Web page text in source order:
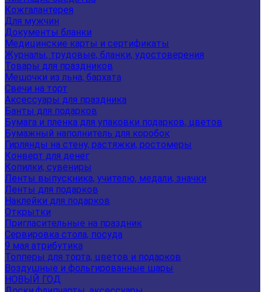
Кожгалантерея
Для мужчин
Документы бланки
Медицинские карты и сертификаты
Журналы, трудовые, бланки, удостоверения
Товары для праздников
Мешочки из льна, бархата
Свечи на торт
Аксессуары для праздника
Банты для подарков
Бумага и пленка для упаковки подарков, цветов
Бумажный наполнитель для коробок
Гирлянды на стену, растяжки, ростомеры
Конверт для денег
Копилки, сувениры
Ленты выпускника, учителю, медали, значки
Ленты для подарков
Наклейки для подарков
Открытки
Пригласительные на праздник
Сервировка стола, посуда
9 мая атрибутика
Топперы для торта, цветов и подарков
Воздушные и фольгированные шары
НОВЫЙ ГОД